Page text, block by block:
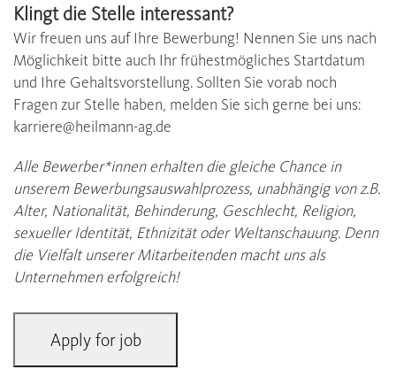
Klingt die Stelle interessant?
Wir freuen uns auf Ihre Bewerbung! Nennen Sie uns nach
Möglichkeit bitte auch Ihr frühestmögliches Startdatum
und Ihre Gehaltsvorstellung. Sollten Sie vorab noch
Fragen zur Stelle haben, melden Sie sich gerne bei uns:
karriere@heilmann-ag.de
Alle Bewerber*innen erhalten die gleiche Chance in
unserem Bewerbungsauswahlprozess, unabhängig von z.B.
Alter, Nationalität, Behinderung, Geschlecht, Religion,
sexueller Identität, Ethnizität oder Weltanschauung. Denn
die Vielfalt unserer Mitarbeitenden macht uns als
Unternehmen erfolgreich!